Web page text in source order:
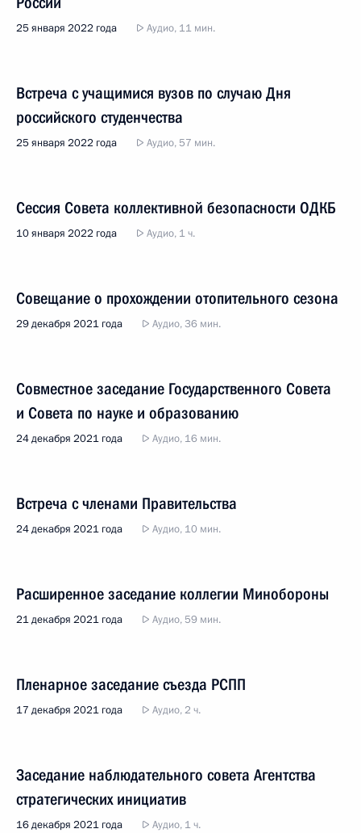
25 января 2022 года Аудио, 11 мин.
Встреча с учащимися вузов по случаю Дня
российского студенчества
25 января 2022 года Аудио, 57 мин.
Сессия Совета коллективной безопасности ОДКБ
10 января 2022 года Аудио, 1 ч.
Совещание о прохождении отопительного сезона
29 декабря 2021 года Аудио, 36 мин.
Совместное заседание Государственного Совета
и Совета по науке и образованию
24 декабря 2021 года Аудио, 16 мин.
Встреча с членами Правительства
24 декабря 2021 года Аудио, 10 мин.
Расширенное заседание коллегии Минобороны
21 декабря 2021 года Аудио, 59 мин.
Пленарное заседание съезда РСПП
17 декабря 2021 года Аудио, 2 ч.
Заседание наблюдательного совета Агентства
стратегических инициатив
16 декабря 2021 года Аудио, 1 ч.